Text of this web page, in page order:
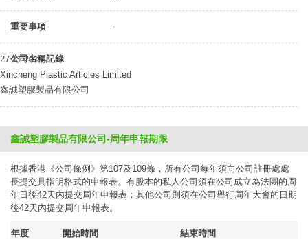
重要事項 -
公司名稱記錄
27-11-2019
Xincheng Plastic Articles Limited
鑫誠塑膠製品有限公司
鑫誠塑膠製品有限公司-周年申報期限
根據香港《公司條例》第107及109條，所有公司每年須向公司註冊處處
長提交具指明格式的申報表。有股本的私人公司須在公司成立為法團的周
年日後42天內提交周年申報表；其他公司則須在公司舉行周年大會的日期
後42天內提交周年申報表。
年度 開始時間 結束時間